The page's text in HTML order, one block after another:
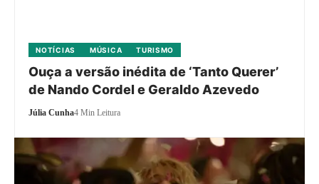
NOTÍCIAS MÚSICA TURISMO
Ouça a versão inédita de ‘Tanto Querer’
de Nando Cordel e Geraldo Azevedo
Júlia Cunha4 Min Leitura